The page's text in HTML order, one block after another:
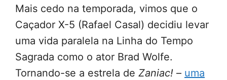
Mais cedo na temporada, vimos que o
Caçador X-5 (Rafael Casal) decidiu levar
uma vida paralela na Linha do Tempo
Sagrada como o ator Brad Wolfe.
Tornando-se a estrela de Zaniac! – uma